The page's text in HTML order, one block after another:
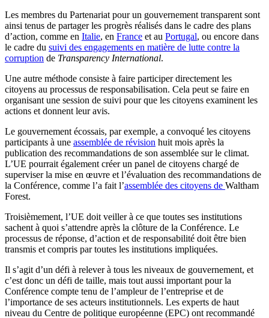
Les membres du Partenariat pour un gouvernement transparent sont
ainsi tenus de partager les progrès réalisés dans le cadre des plans
d’action, comme en Italie, en France et au Portugal, ou encore dans
le cadre du suivi des engagements en matière de lutte contre la
corruption de Transparency International.
Une autre méthode consiste à faire participer directement les
citoyens au processus de responsabilisation. Cela peut se faire en
organisant une session de suivi pour que les citoyens examinent les
actions et donnent leur avis.
Le gouvernement écossais, par exemple, a convoqué les citoyens
participants à une assemblée de révision huit mois après la
publication des recommandations de son assemblée sur le climat.
L’UE pourrait également créer un panel de citoyens chargé de
superviser la mise en œuvre et l’évaluation des recommandations de
la Conférence, comme l’a fait l’assemblée des citoyens de Waltham
Forest.
Troisièmement, l’UE doit veiller à ce que toutes ses institutions
sachent à quoi s’attendre après la clôture de la Conférence. Le
processus de réponse, d’action et de responsabilité doit être bien
transmis et compris par toutes les institutions impliquées.
Il s’agit d’un défi à relever à tous les niveaux de gouvernement, et
c’est donc un défi de taille, mais tout aussi important pour la
Conférence compte tenu de l’ampleur de l’entreprise et de
l’importance de ses acteurs institutionnels. Les experts de haut
niveau du Centre de politique européenne (EPC) ont recommandé